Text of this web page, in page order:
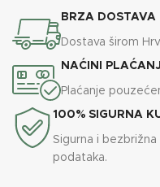
BRZA DOSTAVA
Dostava širom
NAĆINI
Plaćanje
100% SIGURNA
Sigurna i
podataka.